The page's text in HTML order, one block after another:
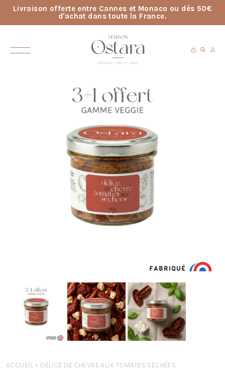
Livraison offerte entre Cannes et Monaco ou dès 50€
d'achat dans toute la France.
ACCUEIL> DÉLICE DE CHÈVRE AUX TOMATES SÉCHÉES